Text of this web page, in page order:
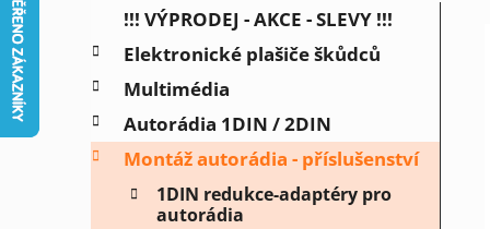
o
s
t
r
a
Přeskočit
t
e
g
o
r
!!! VÝPRODEJ - AKCE - SLEVY !!!
Elektronické plašiče škůdců
Multimédia
Autorádia 1DIN / 2DIN
Montáž autorádia - příslušenství
1DIN redukce-adaptéry pro
autorádia